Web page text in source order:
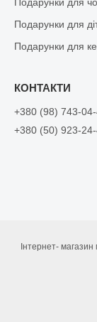
Подарунки для
Подарунки для
+380 (98) 743-
+380 (50) 923-